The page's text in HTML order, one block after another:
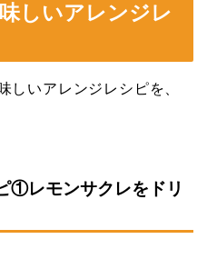
しいアレンジレ
しいアレンジレシピを、
①レモンサクレをドリ